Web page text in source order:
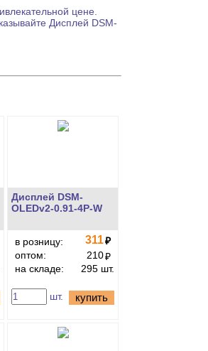
цене.
Дисплей DSM-
Дисплей DSM-
OLEDv2-0.91-4P-W
в розницу: 311₽
оптом:
210₽
на складе:
295 шт.
шт. купить